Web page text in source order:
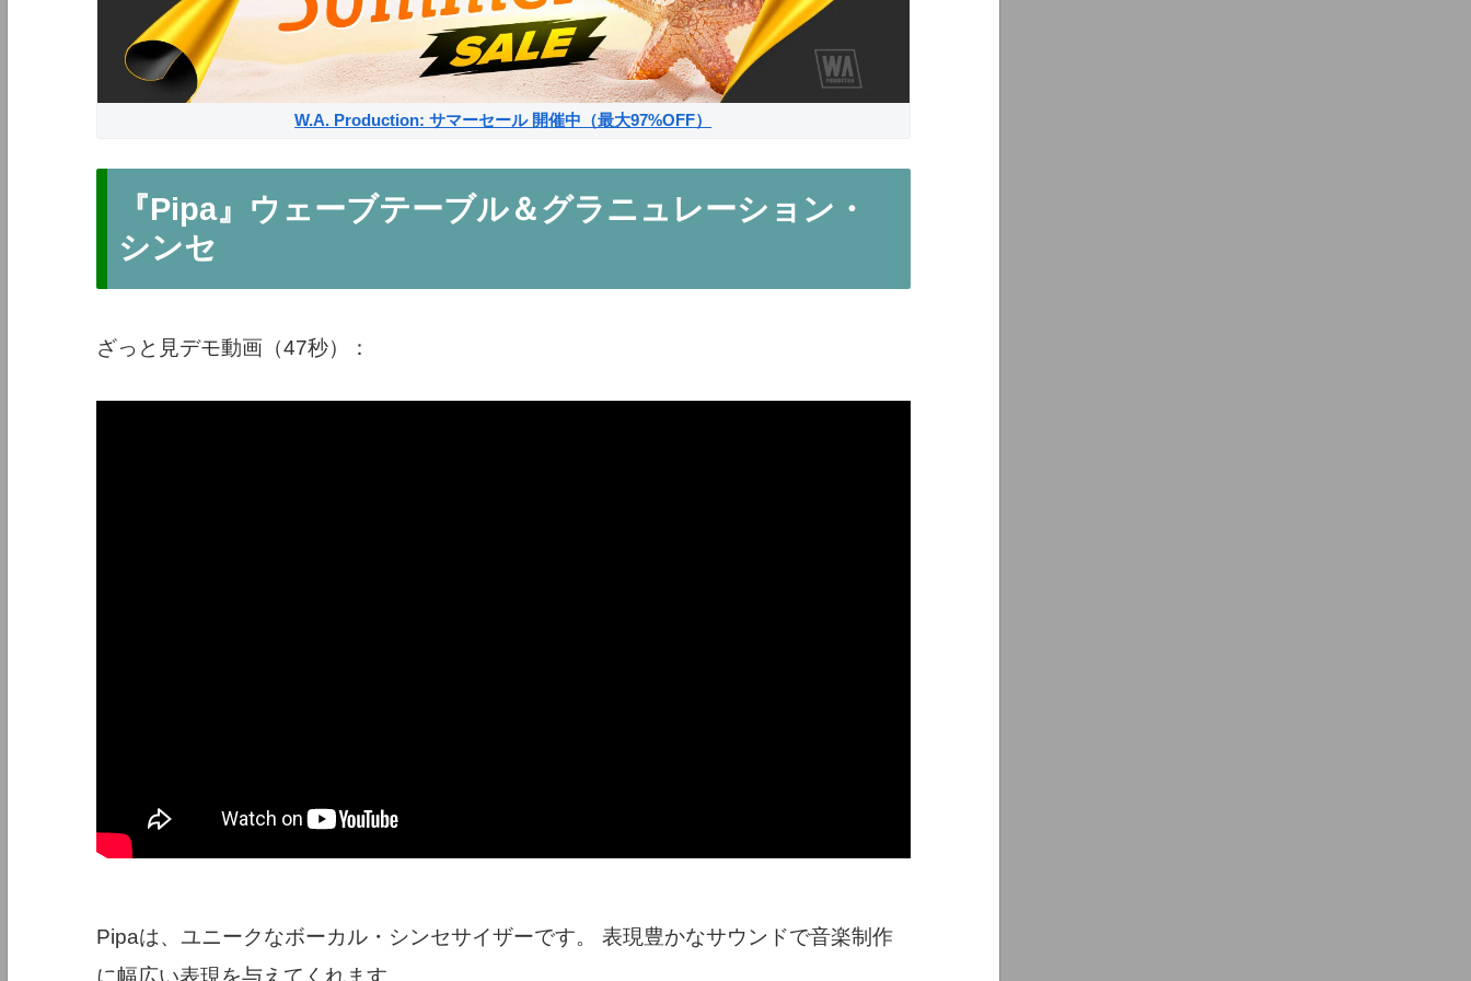
W.A. Production: サマーセール 開催中（最大97%OFF）
『Pipa』ウェーブテーブル＆グラニュレーション・
シンセ
ざっと見デモ動画（47秒）：
Pipaは、ユニークなボーカル・シンセサイザーです。 表現豊かなサウンドで音楽制作